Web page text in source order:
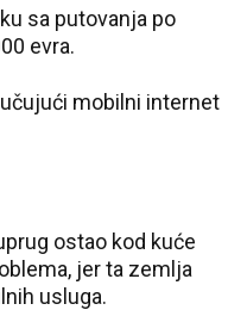
sa putovanja po
evra.
mobilni internet
ostao kod kuće
jer ta zemlja
usluga.